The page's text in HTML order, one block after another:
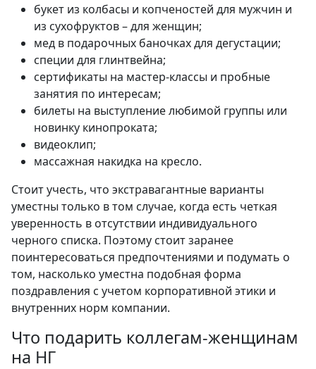
букет из колбасы и копченостей для мужчин и
из сухофруктов – для женщин;
мед в подарочных баночках для дегустации;
специи для глинтвейна;
сертификаты на мастер-классы и пробные
занятия по интересам;
билеты на выступление любимой группы или
новинку кинопроката;
видеоклип;
массажная накидка на кресло.
Стоит учесть, что экстравагантные варианты
уместны только в том случае, когда есть четкая
уверенность в отсутствии индивидуального
черного списка. Поэтому стоит заранее
поинтересоваться предпочтениями и подумать о
том, насколько уместна подобная форма
поздравления с учетом корпоративной этики и
внутренних норм компании.
Что подарить коллегам-женщинам
на НГ